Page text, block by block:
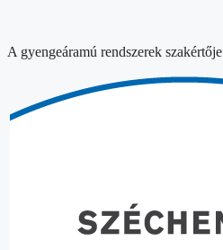
A gyengeáramú rendszerek szakértője